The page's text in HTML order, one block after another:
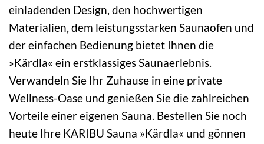
einladenden Design, den hochwertigen
Materialien, dem leistungsstarken Saunaofen und
der einfachen Bedienung bietet Ihnen die
»Kärdla« ein erstklassiges Saunaerlebnis.
Verwandeln Sie Ihr Zuhause in eine private
Wellness-Oase und genießen Sie die zahlreichen
Vorteile einer eigenen Sauna. Bestellen Sie noch
heute Ihre KARIBU Sauna »Kärdla« und gönnen